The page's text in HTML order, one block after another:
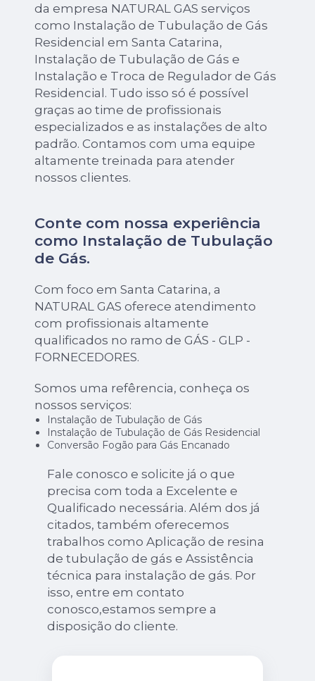
da empresa NATURAL GAS serviços
como Instalação de Tubulação de Gás
Residencial em Santa Catarina,
Instalação de Tubulação de Gás e
Instalação e Troca de Regulador de Gás
Residencial. Tudo isso só é possível
graças ao time de profissionais
especializados e as instalações de alto
padrão. Contamos com uma equipe
altamente treinada para atender
nossos clientes.
Conte com nossa experiência
como Instalação de Tubulação
de Gás.
Com foco em Santa Catarina, a
NATURAL GAS oferece atendimento
com profissionais altamente
qualificados no ramo de GÁS - GLP -
FORNECEDORES.
Somos uma refêrencia, conheça os
nossos serviços:
Instalação de Tubulação de Gás
Instalação de Tubulação de Gás Residencial
Conversão Fogão para Gás Encanado
Fale conosco e solicite já o que
precisa com toda a Excelente e
Qualificado necessária. Além dos já
citados, também oferecemos
trabalhos como Aplicação de resina
de tubulação de gás e Assistência
técnica para instalação de gás. Por
isso, entre em contato
conosco,estamos sempre a
disposição do cliente.